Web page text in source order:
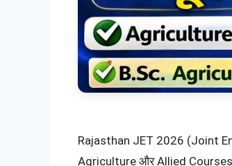
Rajasthan JET 2026 (Joint
Agriculture और Allied Courses